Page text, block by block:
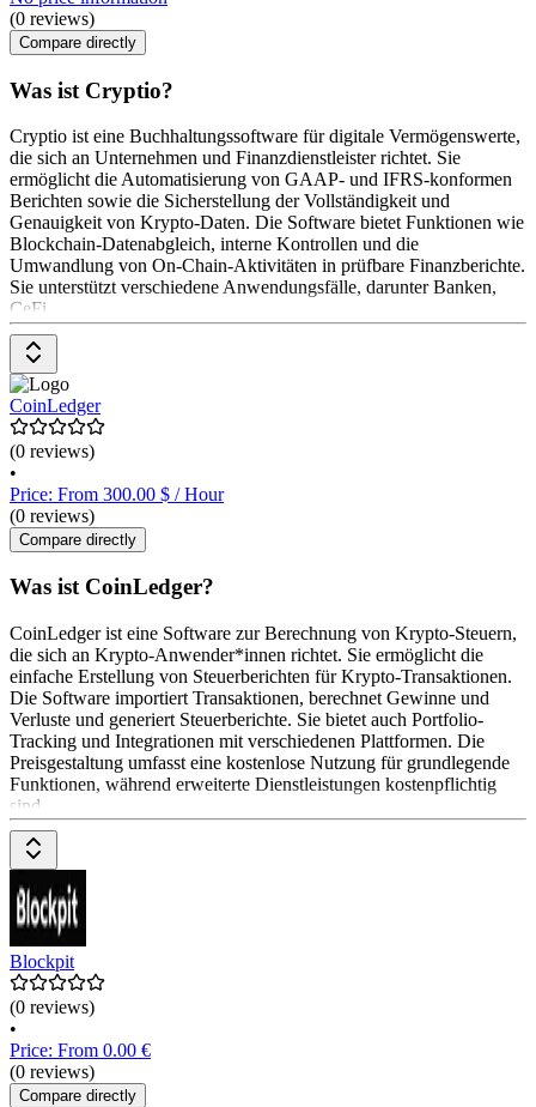
(0 reviews)
Compare directly
Was ist Cryptio?
Cryptio ist eine Buchhaltungssoftware für digitale Vermögenswerte,
die sich an Unternehmen und Finanzdienstleister richtet. Sie
ermöglicht die Automatisierung von GAAP- und IFRS-konformen
Berichten sowie die Sicherstellung der Vollständigkeit und
Genauigkeit von Krypto-Daten. Die Software bietet Funktionen wie
Blockchain-Datenabgleich, interne Kontrollen und die
Umwandlung von On-Chain-Aktivitäten in prüfbare Finanzberichte.
Sie unterstützt verschiedene Anwendungsfälle, darunter Banken,
CeFi
CoinLedger
(0 reviews)
•
Price: From 300.00 $ / Hour
(0 reviews)
Compare directly
Was ist CoinLedger?
CoinLedger ist eine Software zur Berechnung von Krypto-Steuern,
die sich an Krypto-Anwender*innen richtet. Sie ermöglicht die
einfache Erstellung von Steuerberichten für Krypto-Transaktionen.
Die Software importiert Transaktionen, berechnet Gewinne und
Verluste und generiert Steuerberichte. Sie bietet auch Portfolio-
Tracking und Integrationen mit verschiedenen Plattformen. Die
Preisgestaltung umfasst eine kostenlose Nutzung für grundlegende
Funktionen, während erweiterte Dienstleistungen kostenpflichtig
sind.
Blockpit
(0 reviews)
•
Price: From 0.00 €
(0 reviews)
Compare directly